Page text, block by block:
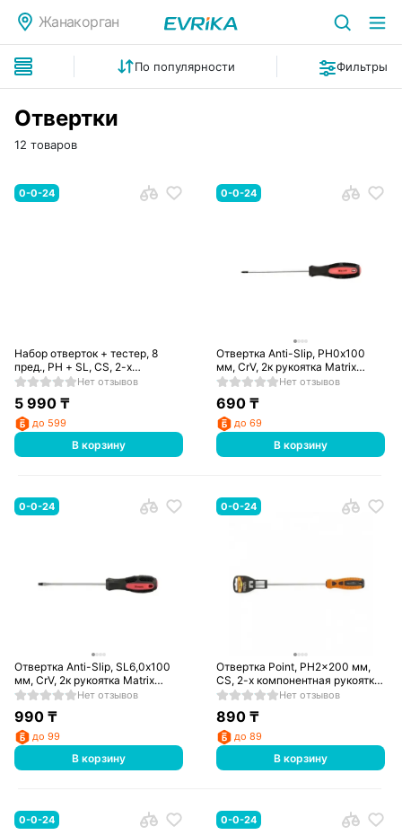
Жанакорган
По популярности Фильтры
Отвертки
12 товаров
0-0-24
Набор отверток + тестер, 8
пред., PH + SL, CS, 2-х
компонентная рукоятка Sparta
Нет отзывов
5 990₸
до 599
В корзину
0-0-24
Отвертка Anti-Slip, PH0х100
мм, CrV, 2к рукоятка Matrix
12238
Нет отзывов
690 ₸
до 69
В корзину
0-0-24
Отвертка Anti-Slip, SL6,0х100
мм, CrV, 2к рукоятка Matrix
12220
Нет отзывов
990₸
до 99
В корзину
0-0-24
Отвертка Point, PH2x200 мм,
CS, 2-х компонентная рукоятка
Sparta
Нет отзывов
890 ₸
до 89
В корзину
0-0-24 0-0-24